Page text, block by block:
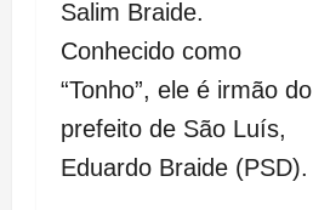
Salim Braide.
Conhecido como
“Tonho”, ele é irmão do
prefeito de São Luís,
Eduardo Braide (PSD).